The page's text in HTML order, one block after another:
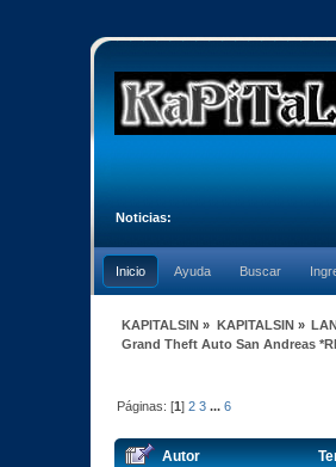
Noticias:
Inicio Ayuda Buscar
KAPITALSIN » KAPITALSIN»
Grand Theft Auto San Andreas
Páginas: [1]2 3 ...6
Autor